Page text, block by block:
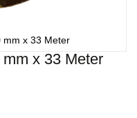
x 33 Meter
mm x 33 Meter